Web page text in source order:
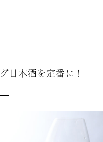
日本酒を定番に！